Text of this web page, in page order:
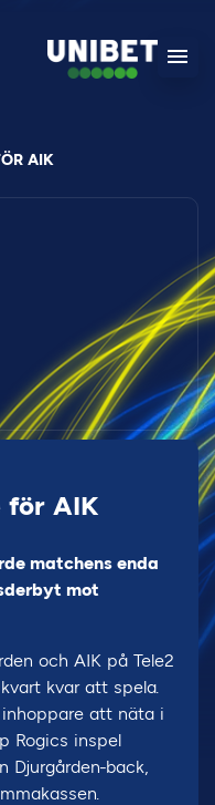
AIK
för AIK
matchens enda
mot
och AIK på Tele2
kvar att spela.
inhoppare att näta i
Rogics inspel
Djurgården-back,